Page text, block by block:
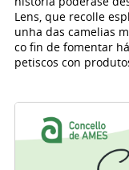
Lens, que recolle
unha das camelias
co fin de fomentar
petiscos con